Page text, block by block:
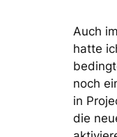
Auch
hatte
noch
in
die